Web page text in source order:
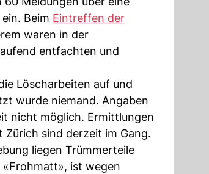
Beim Eintreffen der
waren in der
entfachten und
Löscharbeiten auf und
wurde niemand. Angaben
nicht möglich. Ermittlungen
sind derzeit im Gang.
liegen Trümmerteile
ist wegen